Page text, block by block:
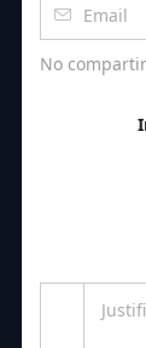
No